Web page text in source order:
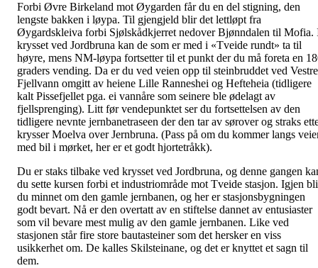
Forbi Øvre Birkeland mot Øygarden får du en del stigning, den
lengste bakken i løypa. Til gjengjeld blir det lettløpt fra
Øygardskleiva forbi Sjølskådkjerret nedover Bjønndalen til Mofia.
krysset ved Jordbruna kan de som er med i «Tveide rundt» ta til
høyre, mens NM-løypa fortsetter til et punkt der du må foreta en
graders vending. Da er du ved veien opp til steinbruddet ved Vestre
Fjellvann omgitt av heiene Lille Ranneshei og Hefteheia (tidligere
kalt Pissefjellet pga. ei vannåre som seinere ble ødelagt av
fjellsprenging). Litt før vendepunktet ser du fortsettelsen av den
tidligere nevnte jernbanetraseen der den tar av sørover og straks
krysser Moelva over Jernbruna. (Pass på om du kommer langs
med bil i mørket, her er et godt hjortetråkk).
Du er staks tilbake ved krysset ved Jordbruna, og denne gangen
du sette kursen forbi et industriområde mot Tveide stasjon. Igjen
du minnet om den gamle jernbanen, og her er stasjonsbygningen
godt bevart. Nå er den overtatt av en stiftelse dannet av entusiaster
som vil bevare mest mulig av den gamle jernbanen. Like ved
stasjonen står fire store bautasteiner som det hersker en viss
usikkerhet om. De kalles Skilsteinane, og det er knyttet et sagn til
dem.